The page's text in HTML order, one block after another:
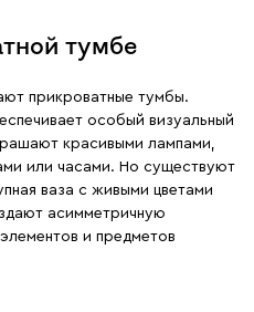
тумбе
прикроватные тумбы.
особый визуальный
красивыми лампами,
или часами. Но существуют
ваза с живыми цветами
асимметричную
и предметов